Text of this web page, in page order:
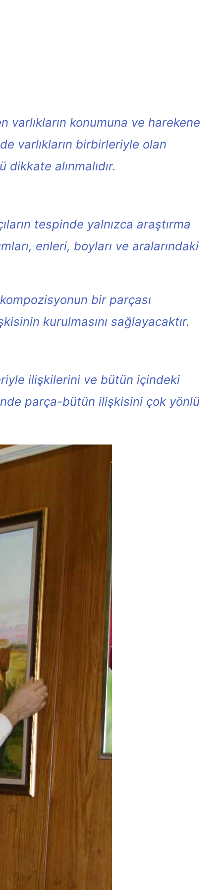
varlıkların konumuna ve harekene
varlıkların birbirleriyle olan
alınmalıdır.
tespinde yalnızca araştırma
enleri, boyları ve aralarındaki
bir parçası
kurulmasını sağlayacaktır.
ilişkilerini ve bütün içindeki
parça-bütün ilişkisini çok yönlü